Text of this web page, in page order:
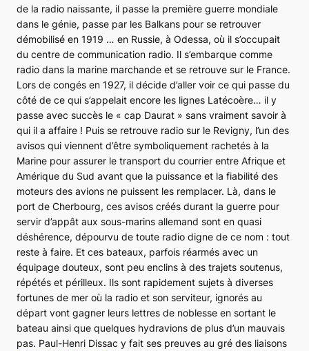
de la radio naissante, il passe la première guerre mondiale
dans le génie, passe par les Balkans pour se retrouver
démobilisé en 1919 … en Russie, à Odessa, où il s’occupait
du centre de communication radio. Il s’embarque comme
radio dans la marine marchande et se retrouve sur le France.
Lors de congés en 1927, il décide d’aller voir ce qui passe du
côté de ce qui s’appelait encore les lignes Latécoère… il y
passe avec succès le « cap Daurat » sans vraiment savoir à
qui il a affaire ! Puis se retrouve radio sur le Revigny, l’un des
avisos qui viennent d’être symboliquement rachetés à la
Marine pour assurer le transport du courrier entre Afrique et
Amérique du Sud avant que la puissance et la fiabilité des
moteurs des avions ne puissent les remplacer. Là, dans le
port de Cherbourg, ces avisos créés durant la guerre pour
servir d’appât aux sous-marins allemand sont en quasi
déshérence, dépourvu de toute radio digne de ce nom : tout
reste à faire. Et ces bateaux, parfois réarmés avec un
équipage douteux, sont peu enclins à des trajets soutenus,
répétés et périlleux. Ils sont rapidement sujets à diverses
fortunes de mer où la radio et son serviteur, ignorés au
départ vont gagner leurs lettres de noblesse en sortant le
bateau ainsi que quelques hydravions de plus d’un mauvais
pas. Paul-Henri Dissac y fait ses preuves au gré des liaisons